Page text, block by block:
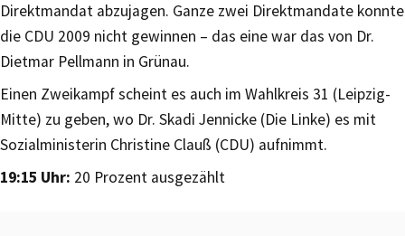
Direktmandat abzujagen. Ganze zwei Direktmandate konnte
die CDU 2009 nicht gewinnen – das eine war das von Dr.
Dietmar Pellmann in Grünau.
Einen Zweikampf scheint es auch im Wahlkreis 31 (Leipzig-
Mitte) zu geben, wo Dr. Skadi Jennicke (Die Linke) es mit
Sozialministerin Christine Clauß (CDU) aufnimmt.
19:15 Uhr: 20 Prozent ausgezählt